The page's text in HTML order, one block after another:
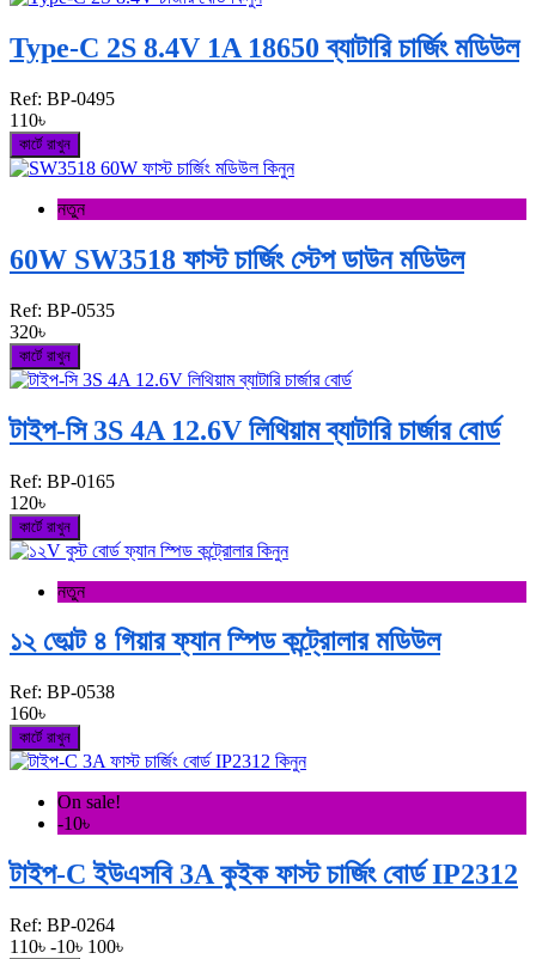
Type-C 2S 8.4V 1A 18650 ব্যাটারি চার্জিং মডিউল
Ref: BP-0495
110৳
কার্টে রাখুন
নতুন
60W SW3518 ফাস্ট চার্জিং স্টেপ ডাউন মডিউল
Ref: BP-0535
320৳
কার্টে রাখুন
টাইপ-সি 3S 4A 12.6V লিথিয়াম ব্যাটারি চার্জার বোর্ড
Ref: BP-0165
120৳
কার্টে রাখুন
নতুন
১২ ভোল্ট ৪ গিয়ার ফ্যান স্পিড কন্ট্রোলার মডিউল
Ref: BP-0538
160৳
কার্টে রাখুন
On sale!
-10৳
টাইপ-C ইউএসবি 3A কুইক ফাস্ট চার্জিং বোর্ড IP2312
Ref: BP-0264
110৳ -10৳ 100৳